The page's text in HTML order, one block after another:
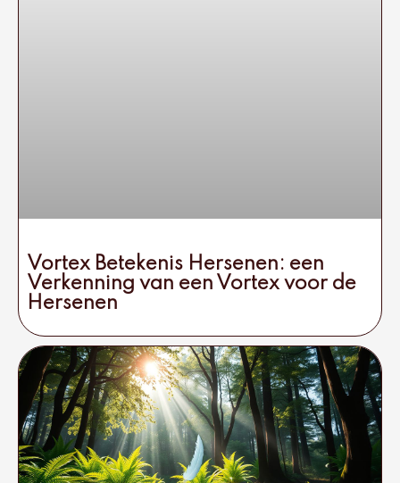
Vortex Betekenis Hersenen: een
Verkenning van een Vortex voor de
Hersenen